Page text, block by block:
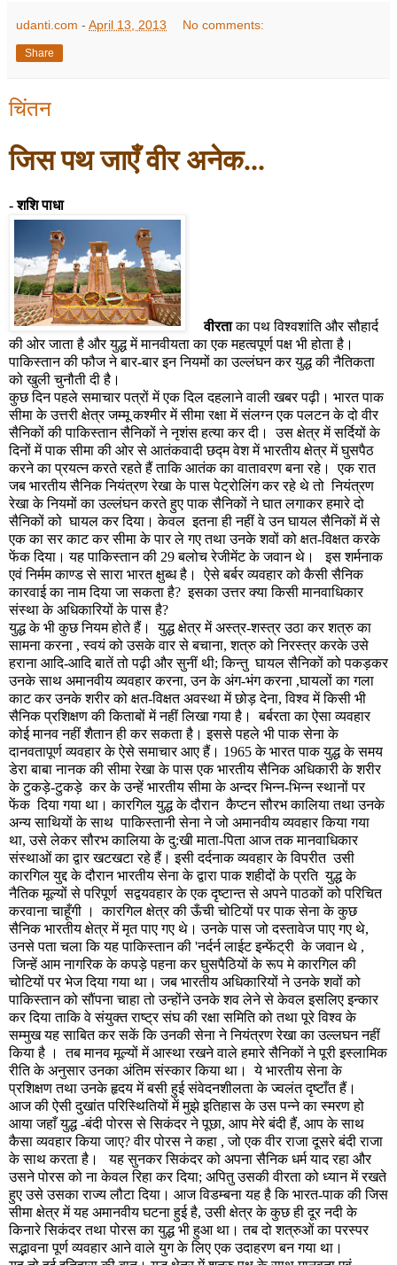
udanti.com - April 13, 2013 No comments:
Share
चिंतन
जिस पथ जाएँ वीर अनेक...
-शशि पाधा
वीरताका पथ विश्वशांति और सौहार्द
की ओर जाता है और युद्ध में मानवीयता का एक महत्वपूर्ण पक्ष भी होता है।
पाकिस्तान की फौज ने बार-बार इन नियमों का उल्लंघन कर युद्ध की नैतिकता
को खुली चुनौती दी है।
कुछ दिन पहले समाचार पत्रों में एक दिल दहलाने वाली खबर पढ़ी। भारत पाक
सीमा के उत्तरी क्षेत्र जम्मू कश्मीर में सीमा रक्षा में संलग्न एक पलटन के दो वीर
सैनिकों की पाकिस्तान सैनिकों ने नृशंस हत्या कर दी।
उस क्षेत्र में सर्दियों के
दिनों में पाक सीमा की ओर से आतंकवादी छद्म वेश में भारतीय क्षेत्र में घुसपैठ
करने का प्रयत्न करते रहते हैं ताकि आतंक का वातावरण बना रहे।
एक रात
जब भारतीय सैनिक नियंत्रण रेखा के पास पेट्रोलिंग कर रहे थे तो नियंत्रण
रेखा के नियमों का उल्लंघन करते हुए पाक सैनिकों ने घात लगाकर हमारे दो
सैनिकों को घायल कर दिया। केवल इतना ही नहीं वे उन घायल सैनिकों में से
एक का सर काट कर सीमा के पार ले गए तथा उनके शवों को क्षत-विक्षत करके
फेंक दिया। यह पाकिस्तान की 29बलोच रेजीमेंट के जवान थे।
इस शर्मनाक
एवं निर्मम काण्ड से सारा भारत क्षुब्ध है।
ऐसे बर्बर व्यवहार को कैसी सैनिक
कारवाई का नाम दिया जा सकता है? इसका उत्तर क्या किसी मानवाधिकार
संस्था के अधिकारियों के पास है?
युद्ध के भी कुछ नियम होते हैं।
युद्ध क्षेत्र में अस्त्र-शस्त्र उठा कर शत्रु का
सामना करना ,स्वयं को उसके वार से बचाना,शत्रु को निरस्त्र करके उसे
हराना आदि-आदि बातें तो पढ़ी और सुनीं थी;किन्तु घायल सैनिकों को पकड़कर
उनके साथ अमानवीय व्यवहार करना,उन के अंग-भंग करना ,घायलों का गला
काट कर उनके शरीर को क्षत-विक्षत अवस्था में छोड़ देना,विश्व में किसी भी
सैनिक प्रशिक्षण की किताबों में नहीं लिखा गया है।
बर्बरता का ऐसा व्यवहार
कोई मानव नहीं शैतान ही कर सकता है। इससे पहले भी पाक सेना के
दानवतापूर्ण व्यवहार के ऐसे समाचार आए हैं। 1965के भारत पाक युद्ध के समय
डेरा बाबा नानक की सीमा रेखा के पास एक भारतीय सैनिक अधिकारी के शरीर
के टुकड़े-टुकड़े कर के उन्हें भारतीय सीमा के अन्दर भिन्न-भिन्न स्थानों पर
फेंक दिया गया था। कारगिल युद्ध के दौरान कैप्टन सौरभ कालिया तथा उनके
अन्य साथियों के साथ पाकिस्तानी सेना ने जो अमानवीय व्यवहार किया गया
था,उसे लेकर सौरभ कालिया के दु:खी माता-पिता आज तक मानवाधिकार
संस्थाओं का द्वार खटखटा रहे हैं। इसी दर्दनाक व्यवहार के विपरीत उसी
कारगिल युद्द के दौरान भारतीय सेना के द्वारा पाक शहीदों के प्रति युद्ध के
नैतिक मूल्यों से परिपूर्ण सद्वयवहार के एक दृष्टान्त से अपने पाठकों को परिचित
करवाना चाहूँगी ।
कारगिल क्षेत्र की ऊँची चोटियों पर पाक सेना के कुछ
सैनिक भारतीय क्षेत्र में मृत पाए गए थे। उनके पास जो दस्तावेज पाए गए थे,
उनसे पता चला कि यह पाकिस्तान की 'नर्दर्न लाईट इन्फेंट्री के जवान थे ,
जिन्हें आम नागरिक के कपड़े पहना कर घुसपैठियों के रूप मे कारगिल की
चोटियों पर भेज दिया गया था। जब भारतीय अधिकारियों ने उनके शवों को
पाकिस्तान को सौंपना चाहा तो उन्होंने उनके शव लेने से केवल इसलिए इन्कार
कर दिया ताकि वे संयुक्त राष्ट्र संघ की रक्षा समिति को तथा पूरे विश्व के
सम्मुख यह साबित कर सकें कि उनकी सेना ने नियंत्रण रेखा का उल्लघन नहीं
किया है ।
तब मानव मूल्यों में आस्था रखने वाले हमारे सैनिकों ने पूरी इस्लामिक
रीति के अनुसार उनका अंतिम संस्कार किया था।
ये भारतीय सेना के
प्रशिक्षण तथा उनके हृदय में बसी हुई संवेदनशीलता के ज्वलंत दृष्टाँत हैं।
आज की ऐसी दुखांत परिस्थितियों में मुझे इतिहास के उस पन्ने का स्मरण हो
आया जहाँ युद्ध -बंदी पोरस से सिकंदर ने पूछा, आप मेरे बंदी हैं, आप के साथ
कैसा व्यवहार किया जाए?वीर पोरस ने कहा ,जो एक वीर राजा दूसरे बंदी राजा
के साथ करता है।
यह सुनकर सिकंदर को अपना सैनिक धर्म याद रहा और
उसने पोरस को ना केवल रिहा कर दिया; अपितु उसकी वीरता को ध्यान में रखते
हुए उसे उसका राज्य लौटा दिया। आज विडम्बना यह है कि भारत-पाक की जिस
सीमा क्षेत्र में यह अमानवीय घटना हुई है,उसी क्षेत्र के कुछ ही दूर नदी के
किनारे सिकंदर तथा पोरस का युद्ध भी हुआ था। तब दो शत्रुओं का परस्पर
सद्भावना पूर्ण व्यवहार आने वाले युग के लिए एक उदाहरण बन गया था।